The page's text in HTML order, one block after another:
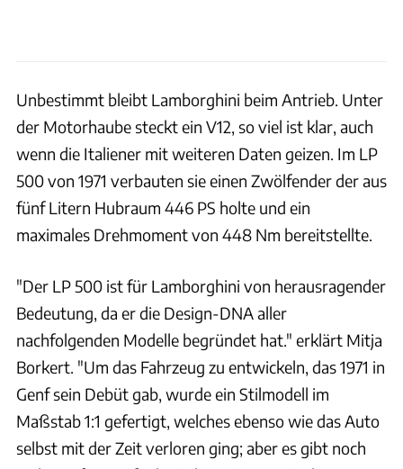
Unbestimmt bleibt Lamborghini beim Antrieb. Unter
der Motorhaube steckt ein V12, so viel ist klar, auch
wenn die Italiener mit weiteren Daten geizen. Im LP
500 von 1971 verbauten sie einen Zwölfender der aus
fünf Litern Hubraum 446 PS holte und ein
maximales Drehmoment von 448 Nm bereitstellte.
"Der LP 500 ist für Lamborghini von herausragender
Bedeutung, da er die Design-DNA aller
nachfolgenden Modelle begründet hat." erklärt Mitja
Borkert. "Um das Fahrzeug zu entwickeln, das 1971 in
Genf sein Debüt gab, wurde ein Stilmodell im
Maßstab 1:1 gefertigt, welches ebenso wie das Auto
selbst mit der Zeit verloren ging; aber es gibt noch